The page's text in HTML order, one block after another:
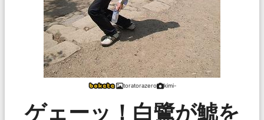
toratorazero kimi-
ゲェーッ！白鷺が鯱を